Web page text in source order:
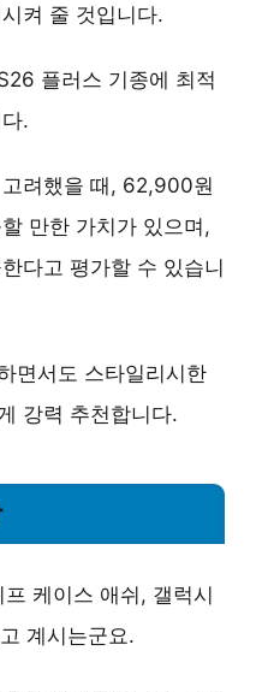
켜 줄 것입니다.
플러스 기종에 최적
.
려했을 때, 62,900원
만한 가치가 있으며,
다고 평가할 수 있습니
면서도 스타일리시한
강력 추천합니다.
케이스 애쉬, 갤럭시
계시는군요.